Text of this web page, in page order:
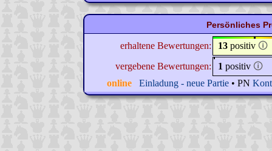
Persönliches
erhaltene Bewertungen: 13 positiv 🛈
vergebene Bewertungen:
1 positiv 🛈
online
Einladung - neue Partie• PN